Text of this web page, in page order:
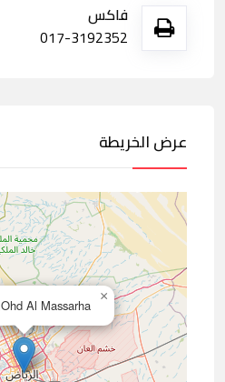
فاكس
017-3192352
عرض الخريطة
Ohd Al Massarha,السعودية
×